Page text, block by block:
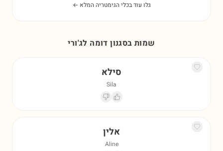
גלו עוד בכלי הגימטריה המלא ←
שמות בסגנון דומה לג'ורי
סילא
Sila
אלין
Aline